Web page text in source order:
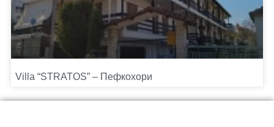
Villa “STRATOS” – Пефкохори